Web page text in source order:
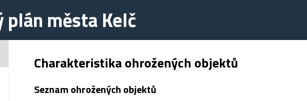
plán města Kelč
Charakteristika ohrožených objektů
Seznam ohrožených objektů